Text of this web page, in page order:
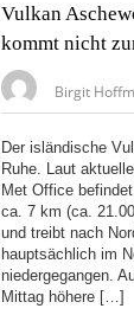
Vulkan
kommt nicht
Birgit
Der isländische
Ruhe. Laut
Met Office
ca. 7 km (ca.
und treibt nach
hauptsächlich im
niedergegangen.
Mittag höhere […]